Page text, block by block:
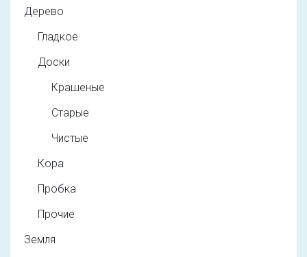
Дерево
Гладкое
Доски
Крашеные
Старые
Чистые
Кора
Пробка
Прочие
Земля